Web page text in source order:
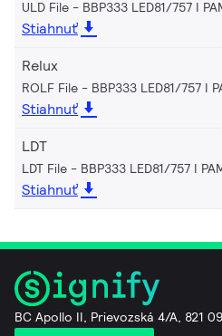
ULD File - BBP333 LED81/757 I
Stiahnuť
Relux
ROLF File - BBP333 LED81/757 I
Stiahnuť
LDT
LDT File - BBP333 LED81/757 I
Stiahnuť
BC Apollo II, Prievozská 4/A, 821